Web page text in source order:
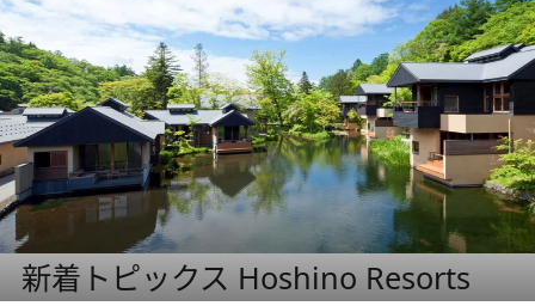
新着トピックス Hoshino Resorts